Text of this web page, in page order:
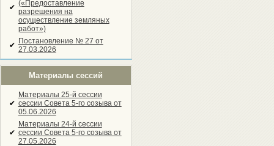
✔ («Предоставление
разрешения на
осуществление земляных
работ»)
✔ Постановление № 27 от
27.03.2026
Материалы сессий
✔
Материалы 25-й сессии
сессии Совета 5-го созыва от
05.06.2026
✔
Материалы 24-й сессии
сессии Совета 5-го созыва от
27.05.2026